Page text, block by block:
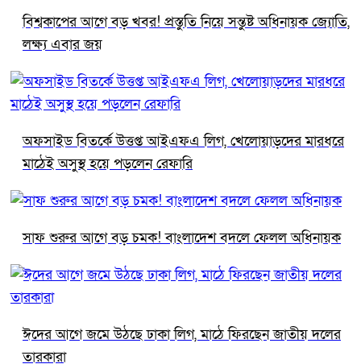
বিশ্বকাপের আগে বড় খবর! প্রস্তুতি নিয়ে সন্তুষ্ট অধিনায়ক জ্যোতি,
লক্ষ্য এবার জয়
অফসাইড বিতর্কে উত্তপ্ত আইএফএ লিগ, খেলোয়াড়দের মারধরে
মাঠেই অসুস্থ হয়ে পড়লেন রেফারি
সাফ শুরুর আগে বড় চমক! বাংলাদেশ বদলে ফেলল অধিনায়ক
ঈদের আগে জমে উঠছে ঢাকা লিগ, মাঠে ফিরছেন জাতীয় দলের
তারকারা